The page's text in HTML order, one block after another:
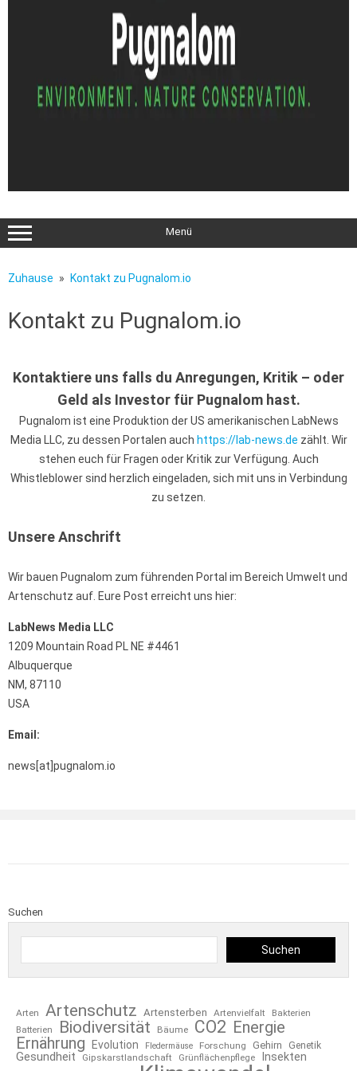
Menü
Zuhause Kontakt zu Pugnalom.io
Kontakt zu Pugnalom.io
Kontaktiere uns falls du Anregungen, Kritik – oder
Geld als Investor für Pugnalom hast.
Pugnalom ist eine Produktion der US amerikanischen LabNews
Media LLC, zu dessen Portalen auch https://lab-news.de zählt. Wir
stehen euch für Fragen oder Kritik zur Verfügung. Auch
Whistleblower sind herzlich eingeladen, sich mit uns in Verbindung
zu setzen.
Unsere Anschrift
Wir bauen Pugnalom zum führenden Portal im Bereich Umwelt und
Artenschutz auf. Eure Post erreicht uns hier:
LabNews Media LLC
1209 Mountain Road PL NE #4461
Albuquerque
NM, 87110
USA
Email:
news[at]pugnalom.io
Suchen
Suchen
Arten Artenschutz Artensterben Artenvielfalt
Bakterien
Batterien
Biodiversität Bäume CO2 Energie
Ernährung
Evolution Fledermäuse Forschung Gehirn Genetik
Gesundheit Gipskarstlandschaft Grünflächenpflege Insekten